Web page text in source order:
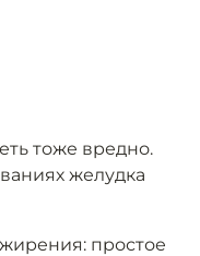
тоже вредно.
желудка
простое